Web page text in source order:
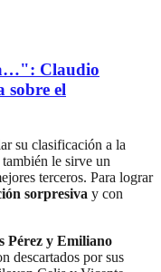
Claudio
sobre el
su clasificación a la
le sirve un
terceros. Para lograr
sorpresiva y con
Pérez y Emiliano
descartados por sus